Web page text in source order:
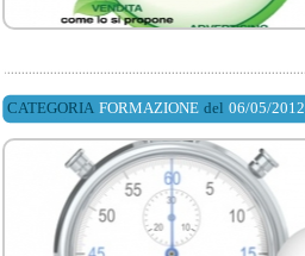
CATEGORIA FORMAZIONE del 06/05/2012